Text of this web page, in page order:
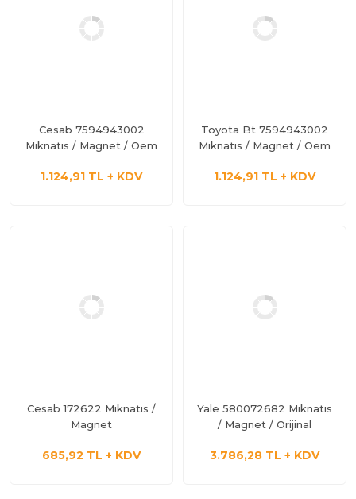
Cesab 7594943002
Mıknatıs / Magnet / Oem
1.124,91 TL + KDV
Toyota Bt 7594943002
Mıknatıs / Magnet / Oem
1.124,91 TL + KDV
Cesab 172622 Mıknatıs /
Magnet
685,92 TL + KDV
Yale 580072682 Mıknatıs
/ Magnet / Orijinal
3.786,28 TL + KDV